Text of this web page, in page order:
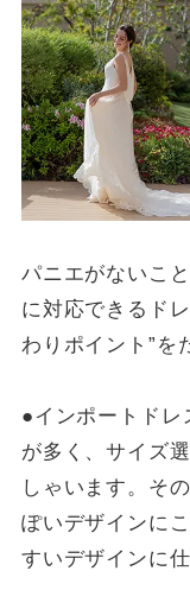
パニエがないこ
に対応できるド
わりポイント”を
●インポートドレ
が多く、サイズ
しゃいます。そ
ぽいデザインに
すいデザインに